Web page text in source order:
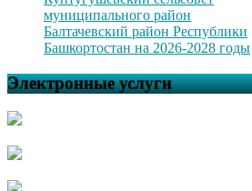
муниципального район
Балтачевский район Республики
Башкортостан на 2026-2028 годы
Электронные услуги